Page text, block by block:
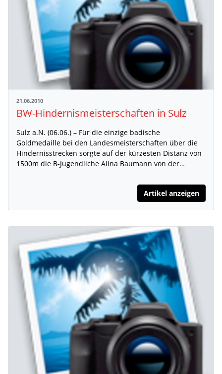
21.06.2010
BW-Hindernismeisterschaften in Sulz
Sulz a.N. (06.06.) – Für die einzige badische
Goldmedaille bei den Landesmeisterschaften über die
Hindernisstrecken sorgte auf der kürzesten Distanz von
1500m die B-Jugendliche Alina Baumann von der…
Artikel anzeigen